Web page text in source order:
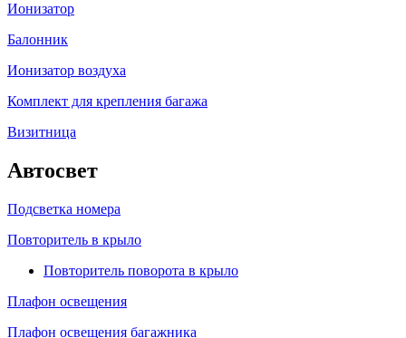
Ионизатор
Балонник
Ионизатор воздуха
Комплект для крепления багажа
Визитница
Автосвет
Подсветка номера
Повторитель в крыло
Повторитель поворота в крыло
Плафон освещения
Плафон освещения багажника